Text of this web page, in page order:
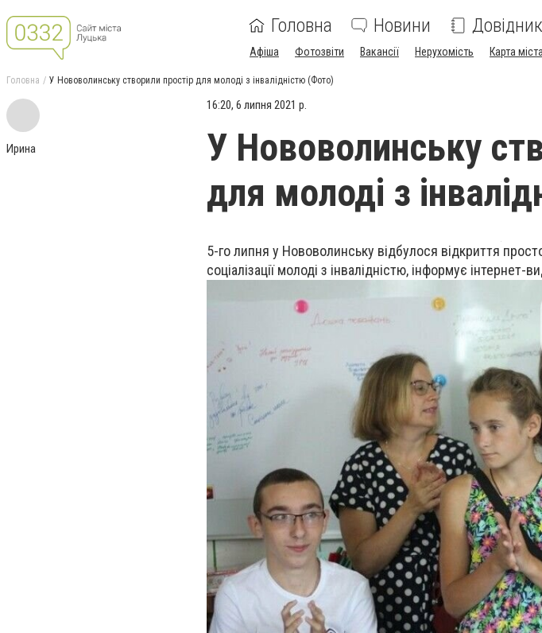
Головна Новини Довідник
Афіша Фотозвіти Вакансії Нерухомість Карта міста
Головна У Нововолинську створили простір для молоді з інвалідністю (Фото)
Ирина
16:20, 6 липня 2021 р.
У Нововолинську
для молоді з
5-го липня у Нововолинську відбулося відкриття
соціалізації молоді з інвалідністю, інформує інтернет-